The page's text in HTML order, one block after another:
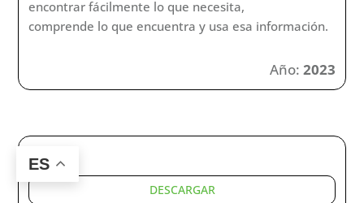
universal.
¿Qué es la Lectura Fácil?
información escrita más sencilla de comprender.
Mediante la aplicación de un conjunto de pautas y
lectora.
La Ley 6/2022 determina que la accesibilidad
ES